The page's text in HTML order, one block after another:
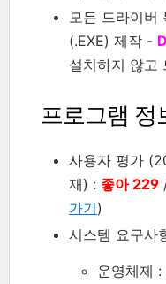
모든 드라이버
(.EXE) 제작 -
설치하지 않고
프로그램 정
사용자 평가
재) : 좋아 229
가기)
시스템 요구사
운영체제